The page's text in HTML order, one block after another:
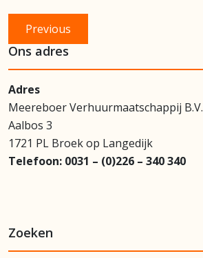
Bericht
navigatie
Previous
post:
Ons adres
Adres
Meereboer Verhuurmaatschappij B.V.
Aalbos 3
1721 PL Broek op Langedijk
Telefoon: 0031 – (0)226 – 340 340
Zoeken